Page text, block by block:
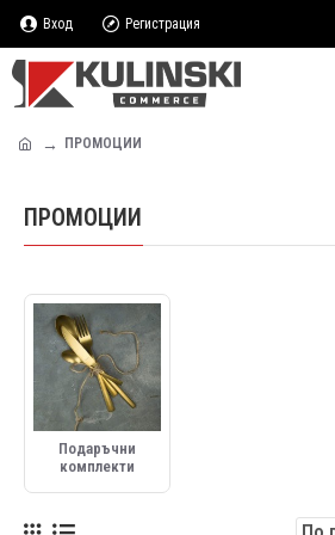
Вход Регистрация
ПРОМОЦИИ
ПРОМОЦИИ
Подаръчни
комплекти